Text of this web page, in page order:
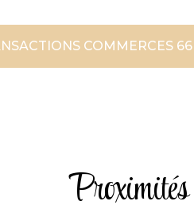
COMMERCES 66
Proximités